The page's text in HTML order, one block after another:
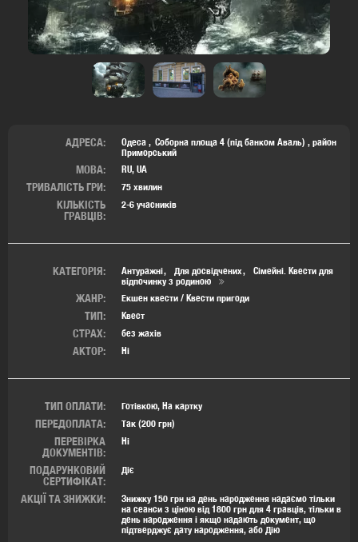
АДРЕСА: Одеса Соборна площа 4 (під банком Аваль) , район
Приморський
МОВА: RU, UA
ТРИВАЛІСТЬ ГРИ: 75 хвилин
КІЛЬКІСТЬ
ГРАВЦІВ:
2-6 учасників
КАТЕГОРІЯ: Антуражні Для досвідчених
Сімейні. Квести для
відпочинку з родиною
ЖАНР: Екшен квести / Квести пригоди
ТИП: Квест
СТРАХ: без жахів
АКТОР: Ні
ТИП ОПЛАТИ: Готівкою, На картку
ПЕРЕДОПЛАТА: Так (200 грн)
ПЕРЕВІРКА
ДОКУМЕНТІВ:
Ні
ПОДАРУНКОВИЙ
СЕРТИФІКАТ:
Діє
АКЦІЇ ТА ЗНИЖКИ:
Знижку 150 грн на день народження надаємо тільки
на сеанси з ціною від 1800 грн для 4 гравців, тільки в
день народження і якщо надають документ, що
підтверджує дату народження, або Дію